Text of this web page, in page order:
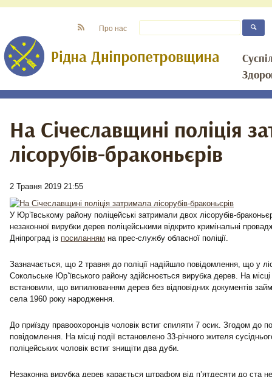
Про нас
На Січеславщині поліція
лісорубів-браконьєрів
2 Травня 2019 21:55
У Юр’ївському району поліцейські затримали двох лісорубів-
незаконної вирубки дерев поліцейськими відкрито кримінальні
Дніпроград із посиланням на прес-службу обласної поліції.
Зазначається, що 2 травня до поліції надійшло повідомлення, що у
Сокольське Юр’ївського району здійснюється вирубка дерев. На місці
встановили, що випилюванням дерев без відповідних документів
села 1960 року народження.
До приїзду правоохоронців чоловік встиг спиляти 7 осик. Згодом до
повідомлення. На місці події встановлено 33-річного жителя
поліцейських чоловік встиг знищіти два дуби.
Незаконна вирубка дерев карається штрафом від п’ятдесяти до ста